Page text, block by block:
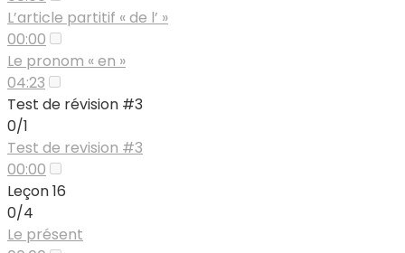
L’article partitif « de l’ »
00:00
Le pronom « en »
04:23
Test de révision #3
0/1
Test de revision #3
00:00
Leçon 16
0/4
Le présent